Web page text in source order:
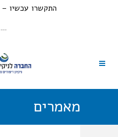
התקשרו עכשיו – 053-9350204
---
מאמרים